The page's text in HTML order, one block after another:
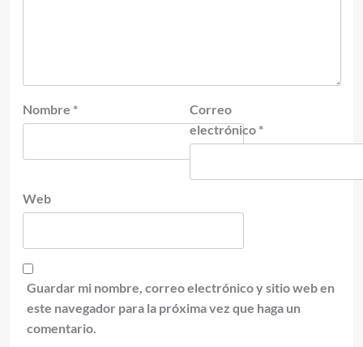
Nombre *
Correo
electrónico *
Web
Guardar mi nombre, correo electrónico y sitio web en
este navegador para la próxima vez que haga un
comentario.